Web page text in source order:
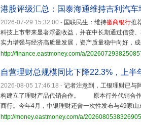
港股评级汇总：国泰海通维持吉利汽车
2026-07-29 15:32:00 - 国联民生：维持徽商银行推
科技上市带来显著浮盈收益，并在中长期通过信贷
实力增强与经济高质量发展，资产质量稳中向好，成
http://finance.eastmoney.com/a/
自营理财总规模同比下降22.3%，上半
2026-08-05 17:46:18 - 记者注意到，工银理财已与
构建立了理财产品代销合作。 原本行外代销合作
商行。今年4月，中银理财还曾一次性发布与49家山
http://money.eastmoney.com/a/